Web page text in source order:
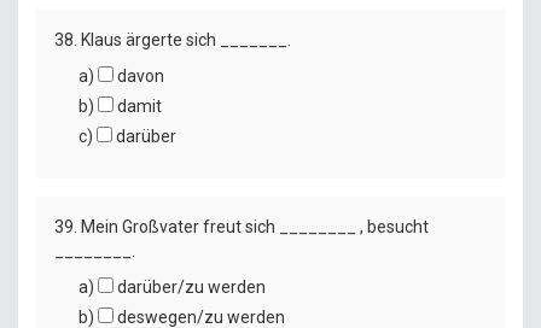
38. Klaus ärgerte sich _______.
a)
davon
b)
damit
c)
darüber
39. Mein Großvater freut sich ________ , besucht
a)
darüber/zu werden
b)
deswegen/zu werden